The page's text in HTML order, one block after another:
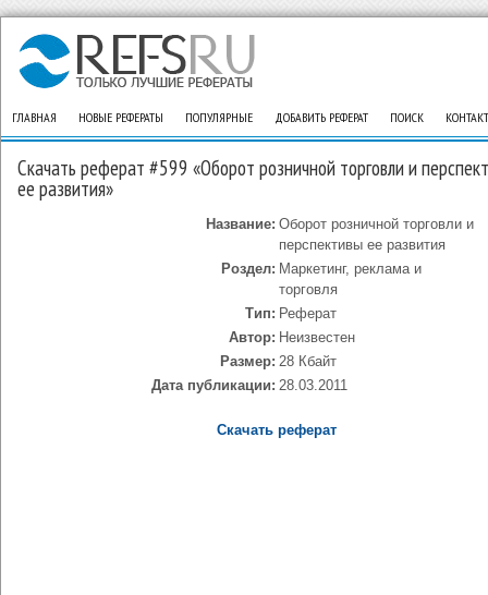
ГЛАВНАЯ НОВЫЕ РЕФЕРАТЫ ПОПУЛЯРНЫЕ ДОБАВИТЬ РЕФЕРАТ ПОИСК
Скачать реферат #599 «Оборот розничной торговли и
ее развития»
Название: Оборот розничной торговли и
перспективы ее развития
Роздел: Маркетинг, реклама и
торговля
Тип: Реферат
Автор: Неизвестен
Размер: 28 Кбайт
Дата публикации: 28.03.2011
Скачать реферат